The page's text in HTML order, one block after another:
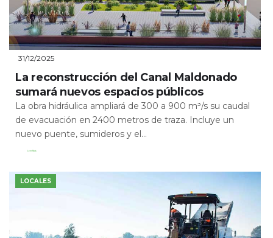
31/12/2025
La reconstrucción del Canal Maldonado
sumará nuevos espacios públicos
La obra hidráulica ampliará de 300 a 900 m³/s su caudal
de evacuación en 2400 metros de traza. Incluye un
nuevo puente, sumideros y el...
Leer Más
LOCALES